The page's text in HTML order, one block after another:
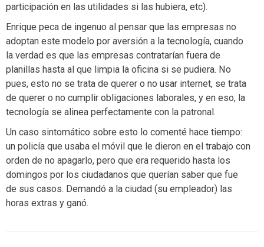
participación en las utilidades si las hubiera, etc).
Enrique peca de ingenuo al pensar que las empresas no
adoptan este modelo por aversión a la tecnología, cuando
la verdad es que las empresas contratarían fuera de
planillas hasta al que limpia la oficina si se pudiera. No
pues, esto no se trata de querer o no usar internet, se trata
de querer o no cumplir obligaciones laborales, y en eso, la
tecnología se alinea perfectamente con la patronal.
Un caso sintomático sobre esto lo comenté hace tiempo:
un policía que usaba el móvil que le dieron en el trabajo con
orden de no apagarlo, pero que era requerido hasta los
domingos por los ciudadanos que querían saber que fue
de sus casos. Demandó a la ciudad (su empleador) las
horas extras y ganó.